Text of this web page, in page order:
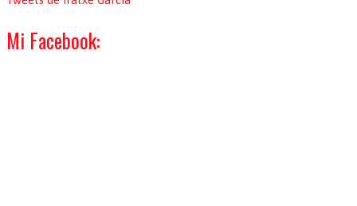
Mi Facebook: